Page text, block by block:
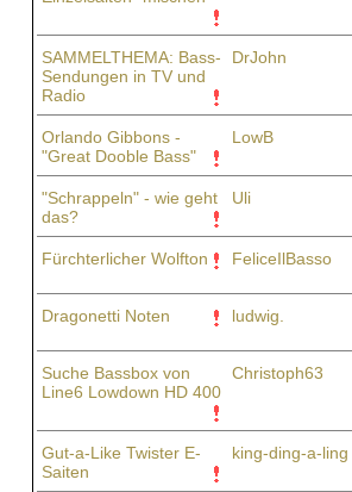
SAMMELTHEMA: Bass-
Sendungen in TV und
Radio
DrJohn
Orlando Gibbons -
"Great Dooble Bass"
LowB
"Schrappeln" - wie geht
das?
Uli
Fürchterlicher Wolfton FeliceIlBasso
Dragonetti Noten
ludwig.
Suche Bassbox von
Line6 Lowdown HD 400
Christoph63
Gut-a-Like Twister E-
Saiten
king-ding-a-ling